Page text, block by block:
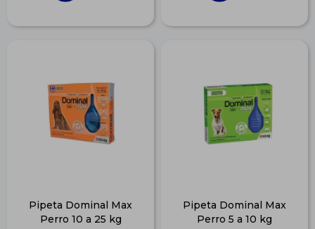
Pipeta Dominal Max
Perro 10 a 25 kg
Pipeta Dominal Max
Perro 5 a 10 kg